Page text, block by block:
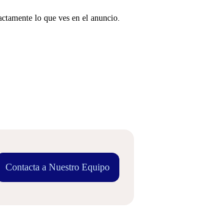
lo que ves en el anuncio.
Contacta a Nuestro Equipo